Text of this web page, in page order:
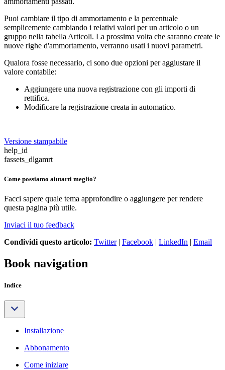
Puoi cambiare il tipo di ammortamento e la percentuale
semplicemente cambiando i relativi valori per un articolo o un
gruppo nella tabella Articoli. La prossima volta che saranno create le
nuove righe d'ammortamento, verranno usati i nuovi parametri.
Qualora fosse necessario, ci sono due opzioni per aggiustare il
valore contabile:
Aggiungere una nuova registrazione con gli importi di
rettifica.
Modificare la registrazione creata in automatico.
Versione stampabile
help_id
fassets_dlgamrt
Come possiamo aiutarti meglio?
Facci sapere quale tema approfondire o aggiungere per rendere
questa pagina più utile.
Inviaci il tuo feedback
Condividi questo articolo: Twitter| Facebook | LinkedIn | Email
Book navigation
Indice
Installazione
Abbonamento
Come iniziare